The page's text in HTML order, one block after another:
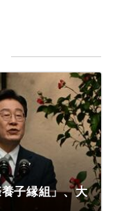
子縁組」、大